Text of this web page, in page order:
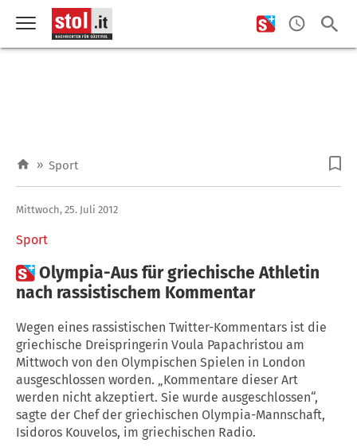
» Sport
Sport
Mittwoch, 25. Juli 2012
Olympia-Aus für griechische Athletin
nach rassistischem Kommentar
Wegen eines rassistischen Twitter-Kommentars ist die
griechische Dreispringerin Voula Papachristou am
Mittwoch von den Olympischen Spielen in London
ausgeschlossen worden. „Kommentare dieser Art
werden nicht akzeptiert. Sie wurde ausgeschlossen“,
sagte der Chef der griechischen Olympia-Mannschaft,
Isidoros Kouvelos, im griechischen Radio.